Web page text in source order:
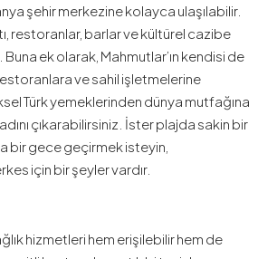
şehir merkezine kolayca ulaşılabilir.
restoranlar, barlar ve kültürel cazibe
ek olarak, Mahmutlar’ın kendisi de
ve sahil işletmelerine
Türk yemeklerinden dünya mutfağına
çıkarabilirsiniz. İster plajda sakin bir
bir gece geçirmek isteyin,
için bir şeyler vardır.
hizmetleri hem erişilebilir hem de